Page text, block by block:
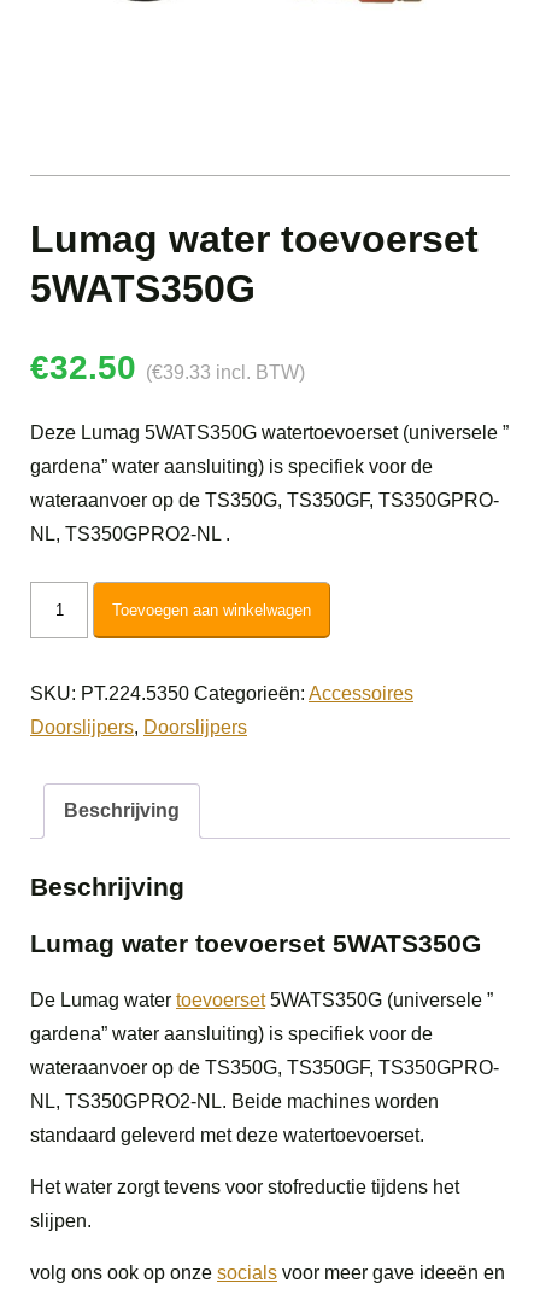
Lumag water toevoerset
5WATS350G
€32.50 (€39.33 incl. BTW)
Deze Lumag 5WATS350G watertoevoerset (universele ”
gardena” water aansluiting) is specifiek voor de
wateraanvoer op de TS350G, TS350GF, TS350GPRO-
NL, TS350GPRO2-NL .
5WATS350G
aantal
Toevoegen aan winkelwagen
SKU: PT.224.5350 Categorieën: Accessoires
Doorslijpers, Doorslijpers
Beschrijving
Beschrijving
Lumag water toevoerset 5WATS350G
De Lumag water toevoerset5WATS350G (universele ”
gardena” water aansluiting) is specifiek voor de
wateraanvoer op de TS350G, TS350GF, TS350GPRO-
NL, TS350GPRO2-NL. Beide machines worden
standaard geleverd met deze watertoevoerset.
Het water zorgt tevens voor stofreductie tijdens het
slijpen.
volg ons ook op onze socials voor meer gave ideeën en